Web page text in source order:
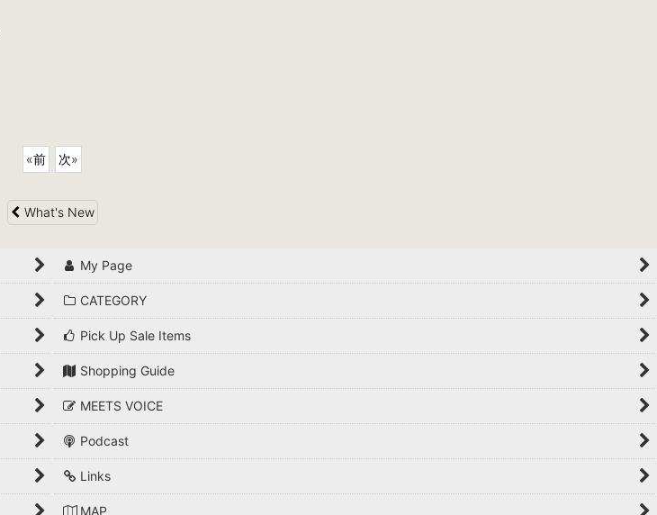
«前 次»
What's New
My Page
CATEGORY
Pick Up Sale Items
Shopping Guide
MEETS VOICE
Podcast
Links
MAP